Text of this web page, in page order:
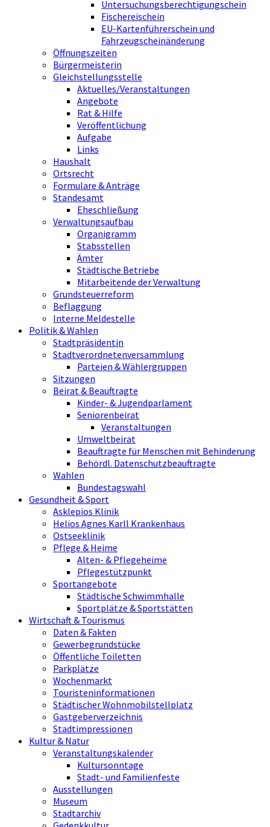
Untersuchungsberechtigungschein
Fischereischein
EU-Kartenführerschein und
Fahrzeugscheinänderung
Öffnungszeiten
Bürgermeisterin
Gleichstellungsstelle
Aktuelles/Veranstaltungen
Angebote
Rat & Hilfe
Veröffentlichung
Aufgabe
Links
Haushalt
Ortsrecht
Formulare & Anträge
Standesamt
Eheschließung
Verwaltungsaufbau
Organigramm
Stabsstellen
Ämter
Städtische Betriebe
Mitarbeitende der Verwaltung
Grundsteuerreform
Beflaggung
Interne Meldestelle
Politik & Wahlen
Stadtpräsidentin
Stadtverordnetenversammlung
Parteien & Wählergruppen
Sitzungen
Beirat & Beauftragte
Kinder- & Jugendparlament
Seniorenbeirat
Veranstaltungen
Umweltbeirat
Beauftragte für Menschen mit Behinderung
Behördl. Datenschutzbeauftragte
Wahlen
Bundestagswahl
Gesundheit & Sport
Asklepios Klinik
Helios Agnes Karll Krankenhaus
Ostseeklinik
Pflege & Heime
Alten- & Pflegeheime
Pflegestützpunkt
Sportangebote
Städtische Schwimmhalle
Sportplätze & Sportstätten
Wirtschaft & Tourismus
Daten & Fakten
Gewerbegrundstücke
Öffentliche Toiletten
Parkplätze
Wochenmarkt
Touristeninformationen
Städtischer Wohnmobilstellplatz
Gastgeberverzeichnis
Stadtimpressionen
Kultur & Natur
Veranstaltungskalender
Kultursonntage
Stadt- und Familienfeste
Ausstellungen
Museum
Stadtarchiv